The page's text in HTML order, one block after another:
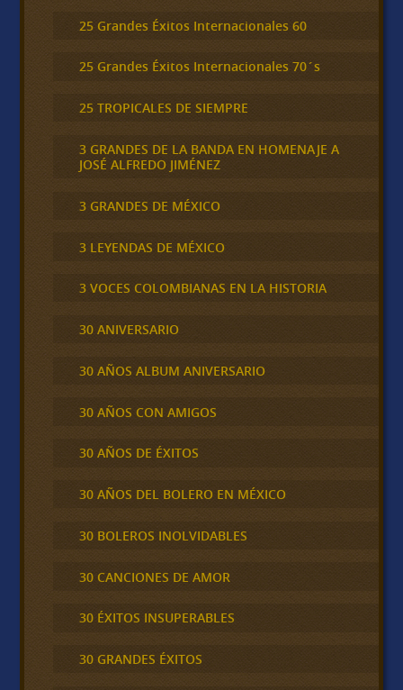
25 Grandes Éxitos Internacionales 60
25 Grandes Éxitos Internacionales 70´s
25 TROPICALES DE SIEMPRE
3 GRANDES DE LA BANDA EN HOMENAJE A
JOSÉ ALFREDO JIMÉNEZ
3 GRANDES DE MÉXICO
3 LEYENDAS DE MÉXICO
3 VOCES COLOMBIANAS EN LA HISTORIA
30 ANIVERSARIO
30 AÑOS ALBUM ANIVERSARIO
30 AÑOS CON AMIGOS
30 AÑOS DE ÉXITOS
30 AÑOS DEL BOLERO EN MÉXICO
30 BOLEROS INOLVIDABLES
30 CANCIONES DE AMOR
30 ÉXITOS INSUPERABLES
30 GRANDES ÉXITOS